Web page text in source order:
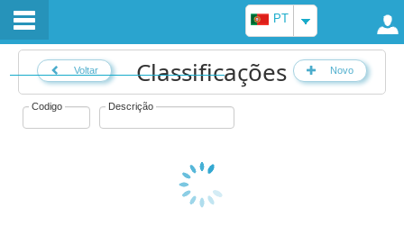
PT
Voltar Classificações Novo
Codigo Descrição